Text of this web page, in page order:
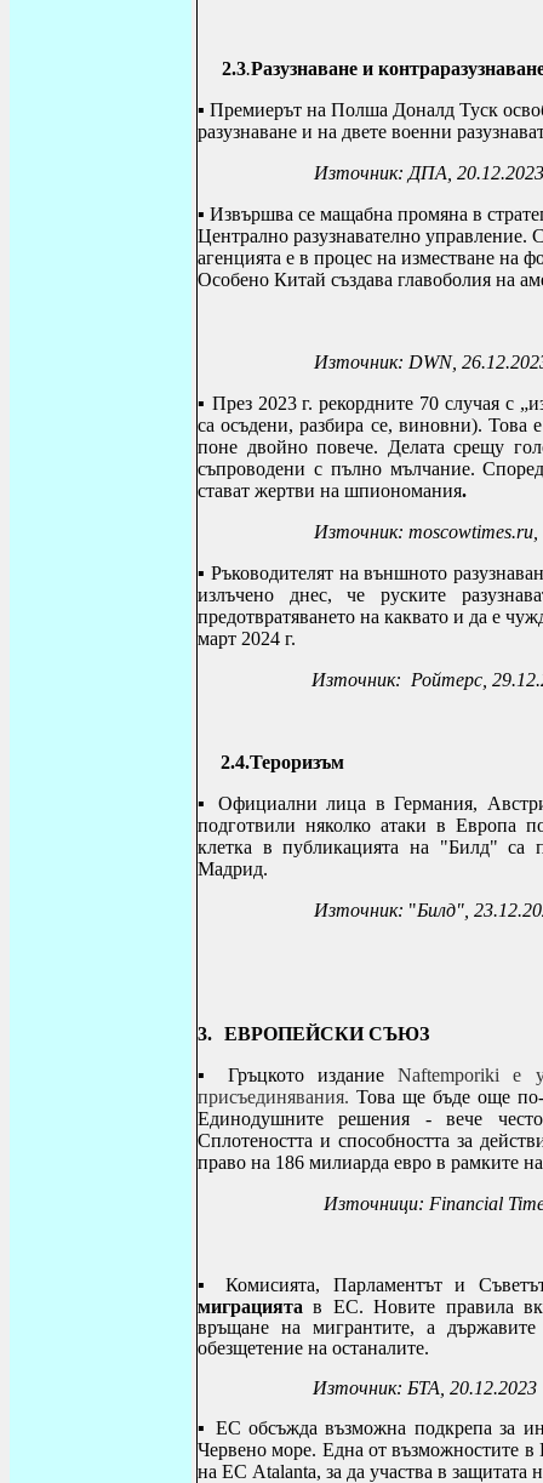
2.3.Разузнаване и
▪ Премиерът на Полша Доналд Туск
разузнаване и на двете военни
Източник: ДПА, 20.12.2023
▪ Извършва се мащабна промяна в
Централно разузнавателно управление.
агенцията е в процес на изместване на
Особено Китай създава главоболия на
Източник: DWN,
▪ През 2023 г. рекордните 70 случая с
са осъдени, разбира се, виновни). Това
поне двойно повече. Делата срещу
съпроводени с пълно мълчание.
стават жертви на шпиономания.
Източник:
▪ Ръководителят на външното
излъчено днес, че руските
предотвратяването на каквато и да е
март 2024 г.
Източник: Ройтерс,
2.4.Тероризъм
▪ Официални лица в Германия,
подготвили няколко атаки в Европа
клетка в публикацията на "Билд" са
Мадрид.
Източник: "Билд",
3. ЕВРОПЕЙСКИ СЪЮЗ
▪ Гръцкото изданиеNaftemporiki е
присъединявания. Това ще бъде още по-
Единодушните решения - вече
Сплотеността и способността за
право на 186 милиарда евро в рамките
Източници: Financial
▪
Комисията, Парламентът и
миграцията в ЕС. Новите правила
връщане на мигрантите, а
обезщетение на останалите.
Източник: БТА, 20.12.2023
▪ ЕС обсъжда възможна подкрепа за
Червено море. Една от възможностите в
на ЕС Atalanta, за да участва в защитата